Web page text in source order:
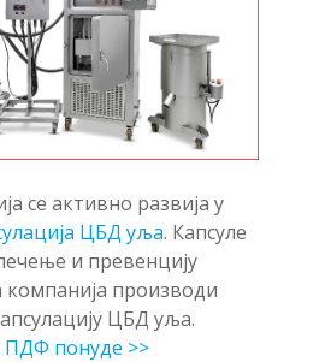
се активно развија у
ЦБД уља. Капсуле
и превенцију
производи
ЦБД уља.
понуде >>